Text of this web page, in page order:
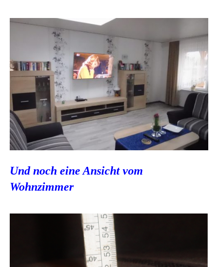
Und noch eine Ansicht vom
Wohnzimmer